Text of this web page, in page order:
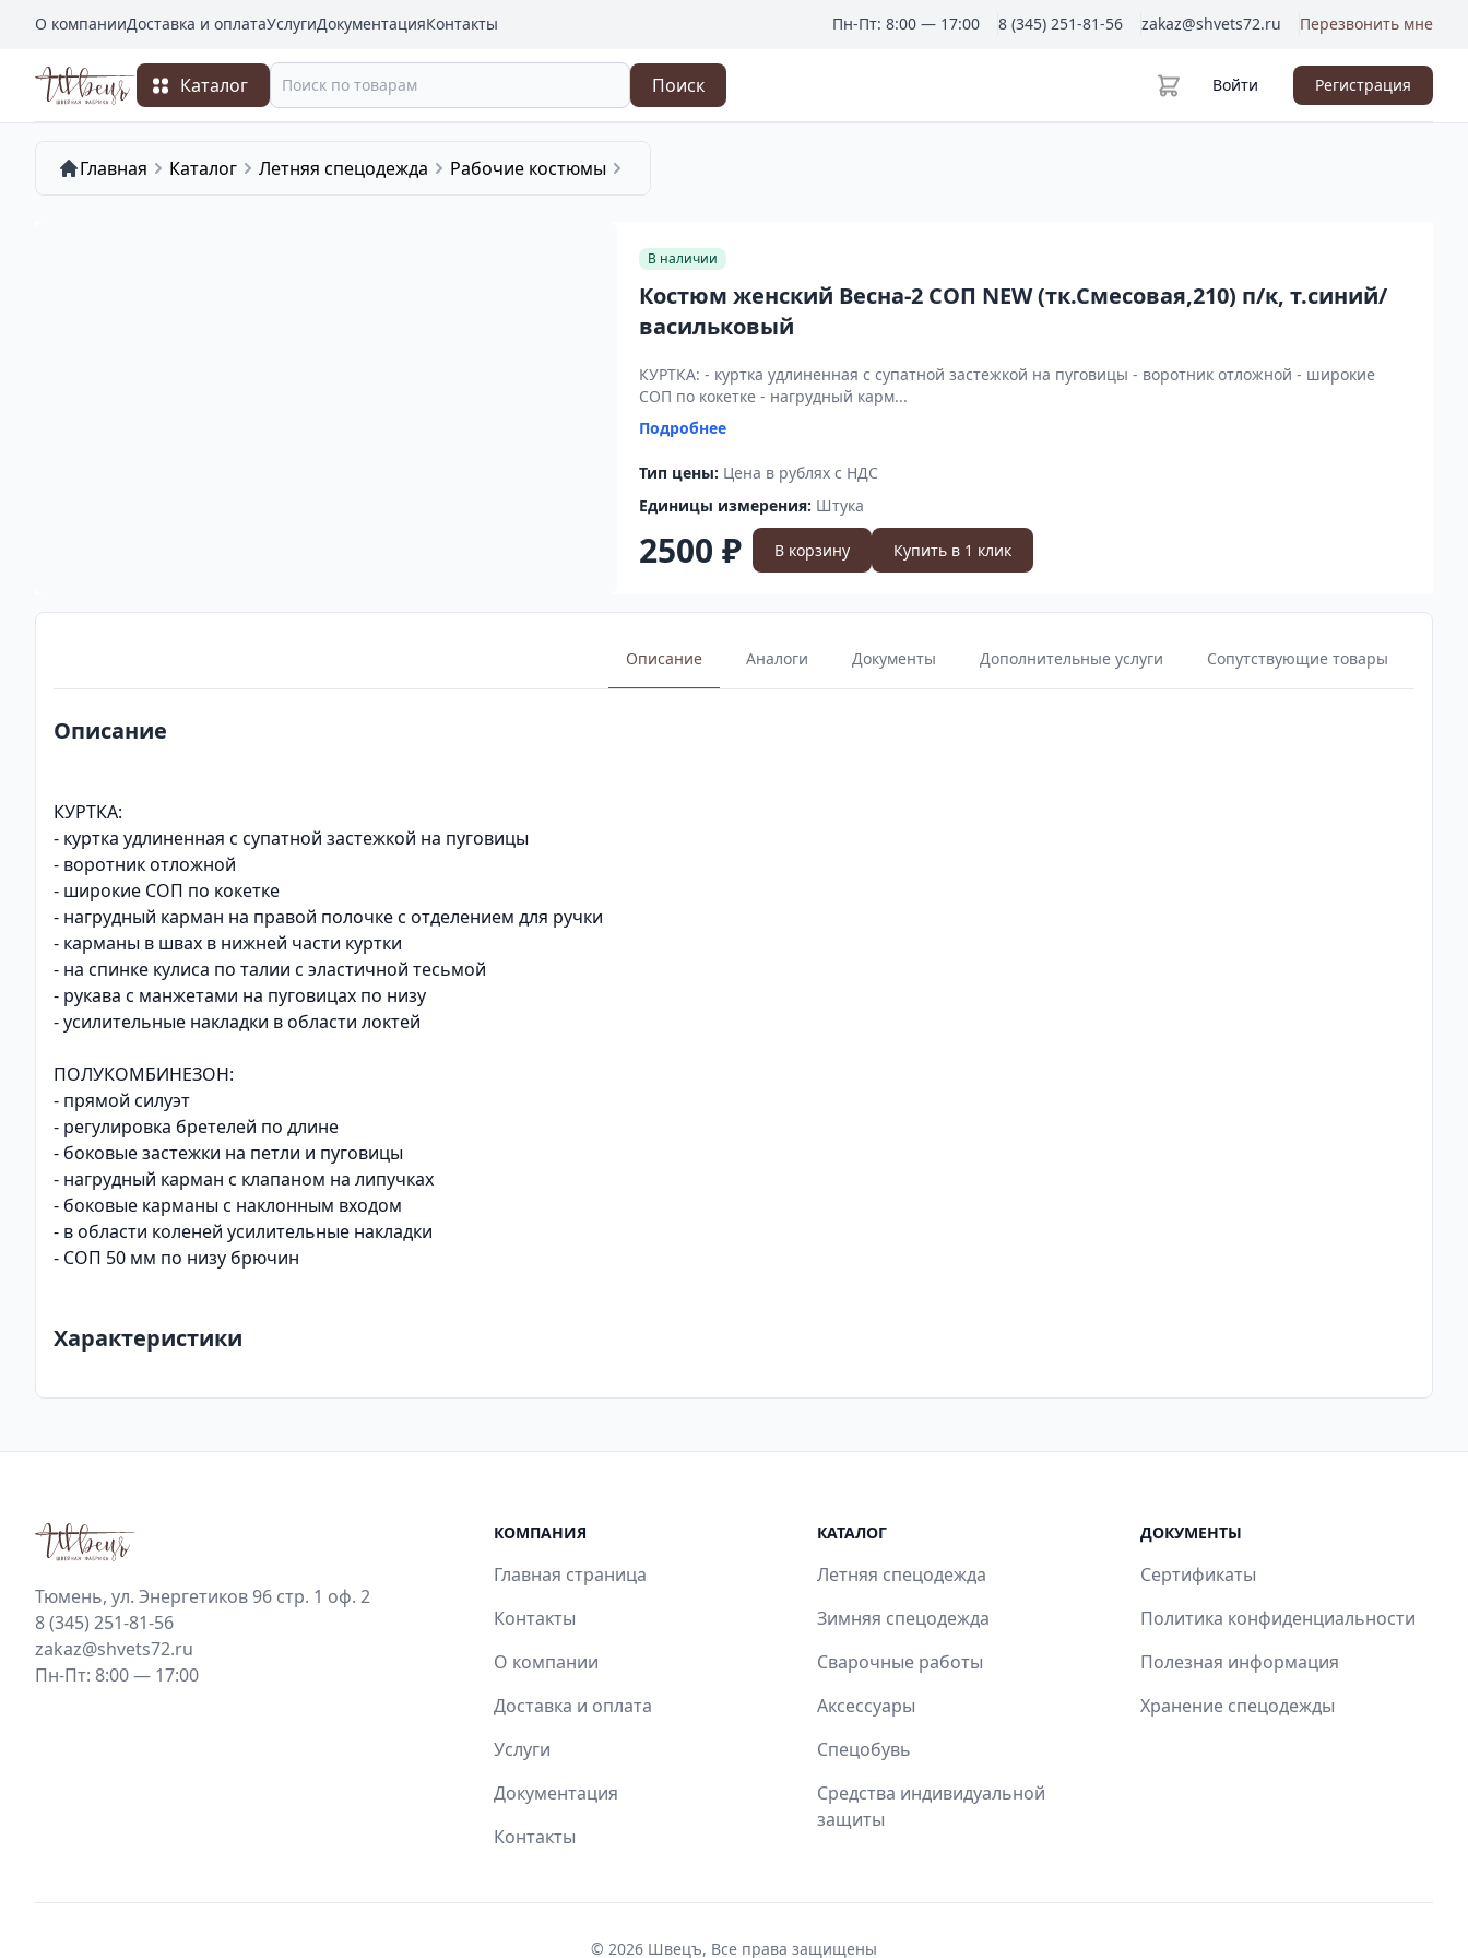
О компанииДоставка и оплатаУслугиДокументацияКонтакты Пн-Пт: 8:00 — 17:00 8 (345) 251-81-56 zakaz@shvets72.ru Перезвонить мне
Каталог Поиск Войти Регистрация
Главная Каталог Летняя спецодежда Рабoчие костюмы
В наличии
Костюм женский Весна-2 СОП NEW (тк.Смесовая,210) п/к, т.синий/
васильковый
КУРТКА: - куртка удлиненная с супатной застежкой на пуговицы - воротник отложной - широкие
СОП по кокетке - нагрудный карм...
Подробнее
Тип цены: Цена в рублях с НДС
Единицы измерения: Штука
2500 ₽ В корзину Купить в 1 клик
Описание Аналоги Документы Дополнительные услуги Сопутствующие товары
Описание
КУРТКА:
- куртка удлиненная с супатной застежкой на пуговицы
- воротник отложной
- широкие СОП по кокетке
- нагрудный карман на правой полочке с отделением для ручки
- карманы в швах в нижней части куртки
- на спинке кулиса по талии с эластичной тесьмой
- рукава с манжетами на пуговицах по низу
- усилительные накладки в области локтей
ПОЛУКОМБИНЕЗОН:
- прямой силуэт
- регулировка бретелей по длине
- боковые застежки на петли и пуговицы
- нагрудный карман с клапаном на липучках
- боковые карманы с наклонным входом
- в области коленей усилительные накладки
- СОП 50 мм по низу брючин
Характеристики
Тюмень, ул. Энергетиков 96 стр. 1 оф. 2
8 (345) 251-81-56
zakaz@shvets72.ru
Пн-Пт: 8:00 — 17:00
КОМПАНИЯ
Главная страница
Контакты
О компании
Доставка и оплата
Услуги
Документация
Контакты
КАТАЛОГ
Летняя спецодежда
Зимняя спецодежда
Сварочные работы
Аксессуары
Спецобувь
Средства индивидуальной
защиты
ДОКУМЕНТЫ
Сертификаты
Политика конфиденциальности
Полезная информация
Хранение спецодежды
© 2026 Швецъ, Все права защищены